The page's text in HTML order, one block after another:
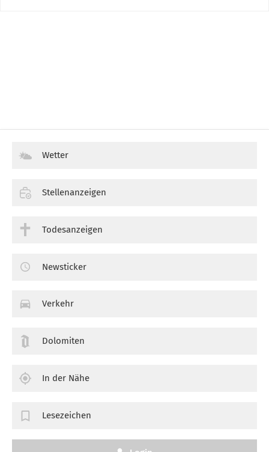
Wetter
Stellenanzeigen
Todesanzeigen
Newsticker
Verkehr
Dolomiten
In der Nähe
Lesezeichen